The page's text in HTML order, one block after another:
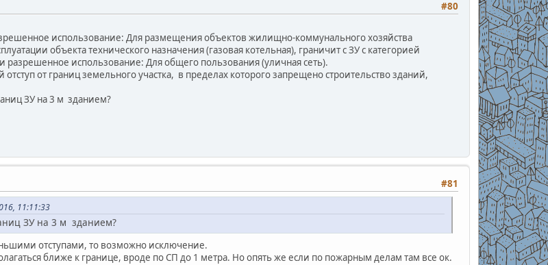
#80
использование: Для размещения объектов жилищно-коммунального хозяйства
объекта технического назначения (газовая котельная), граничит с ЗУ с категорией
разрешенное использование: Для общего пользования (уличная сеть).
от границ земельного участка, в пределах которого запрещено строительство зданий,
ЗУ на 3 м зданием?
#81
11:11:33
ЗУ на 3 м зданием?
отступами, то возможно исключение.
ближе к границе, вроде по СП до 1 метра. Но опять же если по пожарным делам там все ок.